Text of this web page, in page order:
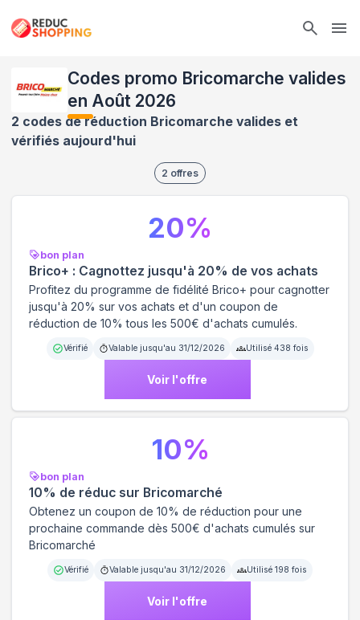
Codes promo Bricomarche valides
en Août 2026
2 codes de réduction Bricomarche valides et
vérifiés aujourd'hui
2 offres
bon plan
Brico+ : Cagnottez jusqu'à 20% de vos achats
Profitez du programme de fidélité Brico+ pour cagnotter
jusqu'à 20% sur vos achats et d'un coupon de
réduction de 10% tous les 500€ d'achats cumulés.
Vérifié Valable jusqu'au 31/12/2026 Utilisé 438 fois
Voir l'offre
20%
bon plan
10% de réduc sur Bricomarché
Obtenez un coupon de 10% de réduction pour une
prochaine commande dès 500€ d'achats cumulés sur
Bricomarché
Vérifié Valable jusqu'au 31/12/2026 Utilisé 198 fois
Voir l'offre
10%